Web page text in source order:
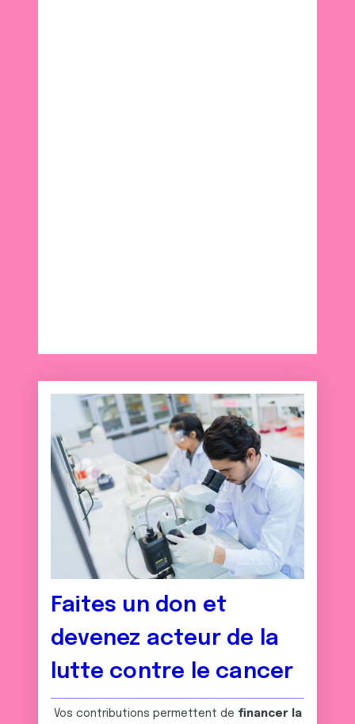
Faites un don et
devenez acteur de la
lutte contre le cancer
Vos contributions permettent de financer la